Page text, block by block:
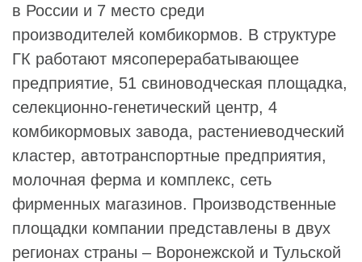
в России и 7 место среди
производителей комбикормов. В структуре
ГК работают мясоперерабатывающее
предприятие, 51 свиноводческая площадка,
селекционно-генетический центр, 4
комбикормовых завода, растениеводческий
кластер, автотранспортные предприятия,
молочная ферма и комплекс, сеть
фирменных магазинов. Производственные
площадки компании представлены в двух
регионах страны – Воронежской и Тульской